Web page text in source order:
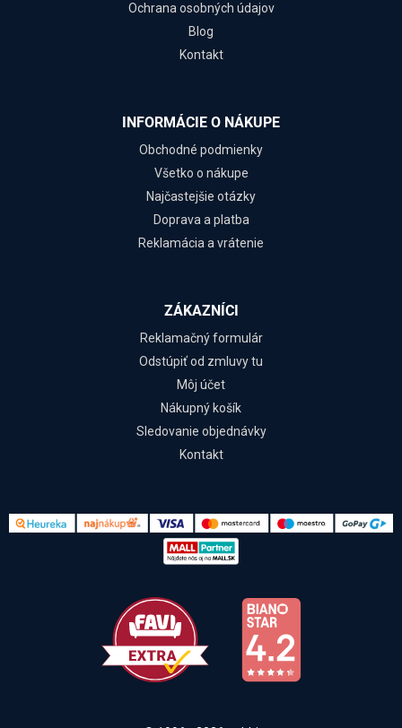
Ochrana osobných údajov
Blog
Kontakt
INFORMÁCIE O NÁKUPE
Obchodné podmienky
Všetko o nákupe
Najčastejšie otázky
Doprava a platba
Reklamácia a vrátenie
ZÁKAZNÍCI
Reklamačný formulár
Odstúpiť od zmluvy tu
Môj účet
Nákupný košík
Sledovanie objednávky
Kontakt